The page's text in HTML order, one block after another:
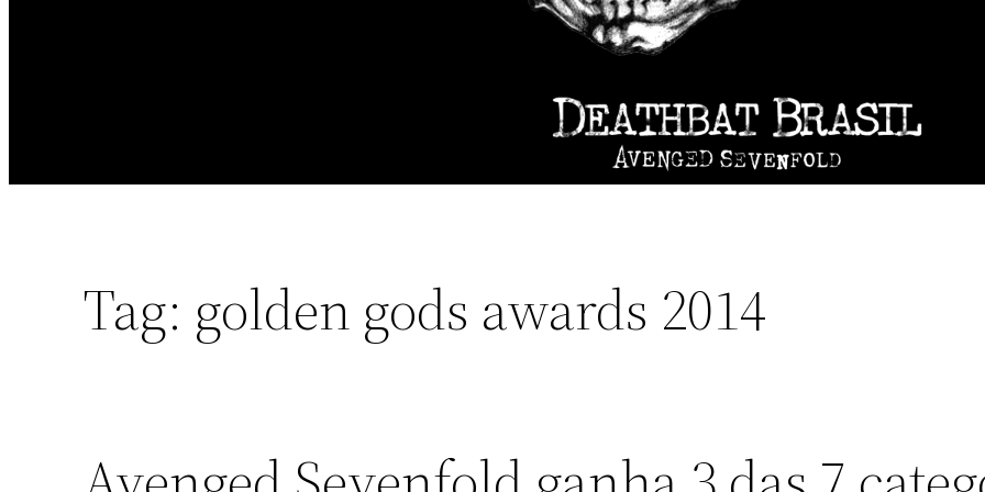
Tag: golden gods awards 2014